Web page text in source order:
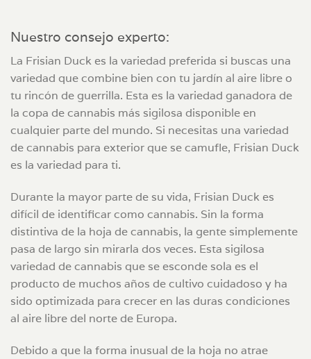
Nuestro consejo experto:
La Frisian Duck es la variedad preferida si buscas una
variedad que combine bien con tu jardín al aire libre o
tu rincón de guerrilla. Esta es la variedad ganadora de
la copa de cannabis más sigilosa disponible en
cualquier parte del mundo. Si necesitas una variedad
de cannabis para exterior que se camufle, Frisian Duck
es la variedad para ti.
Durante la mayor parte de su vida, Frisian Duck es
difícil de identificar como cannabis. Sin la forma
distintiva de la hoja de cannabis, la gente simplemente
pasa de largo sin mirarla dos veces. Esta sigilosa
variedad de cannabis que se esconde sola es el
producto de muchos años de cultivo cuidadoso y ha
sido optimizada para crecer en las duras condiciones
al aire libre del norte de Europa.
Debido a que la forma inusual de la hoja no atrae